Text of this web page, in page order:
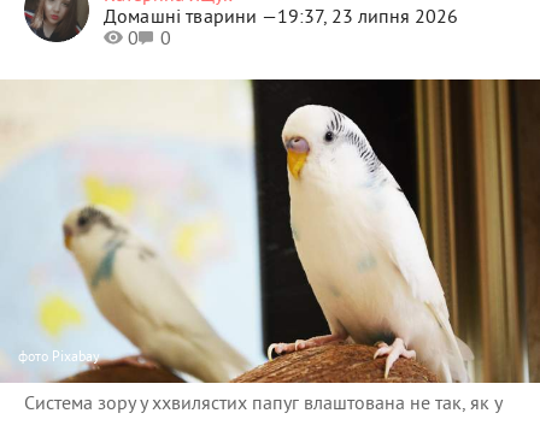
Домашні тварини —19:37, 23 липня 2026
0
0
фото Pixabay
Система зору у ххвилястих папуг влаштована не так, як у